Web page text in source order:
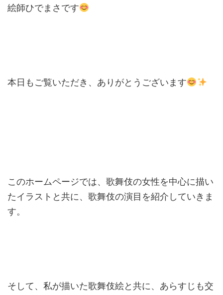
絵師ひでまさです
本日もご覧いただき、ありがとうございます
このホームページでは、歌舞伎の女性を中心に描い
たイラストと共に、歌舞伎の演目を紹介していきま
す。
そして、私が描いた歌舞伎絵と共に、あらすじも交